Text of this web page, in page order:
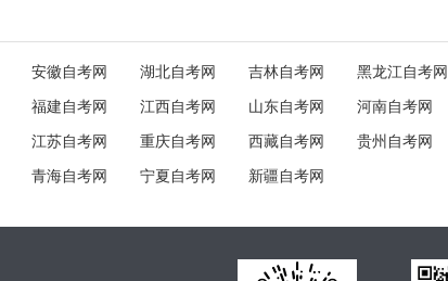
安徽自考网 湖北自考网 吉林自考网 黑龙江自考网
福建自考网 江西自考网 山东自考网 河南自考网
江苏自考网 重庆自考网 西藏自考网 贵州自考网
青海自考网 宁夏自考网 新疆自考网